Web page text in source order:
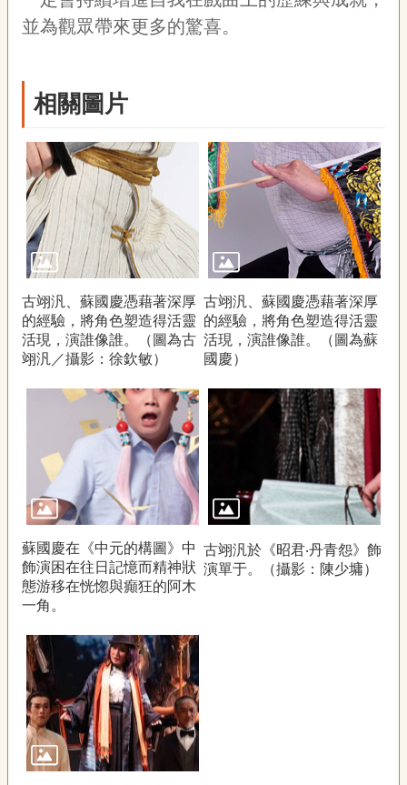
並為觀眾帶來更多的驚喜。
相關圖片
古翊汎、蘇國慶憑藉著深厚
的經驗，將角色塑造得活靈
活現，演誰像誰。（圖為古
翊汎／攝影：徐欽敏）
古翊汎、蘇國慶憑藉著深厚
的經驗，將角色塑造得活靈
活現，演誰像誰。（圖為蘇
國慶）
蘇國慶在《中元的構圖》中
飾演困在往日記憶而精神狀
態游移在恍惚與癲狂的阿木
一角。
古翊汎於《昭君‧丹青怨》飾
演單于。（攝影：陳少墉）